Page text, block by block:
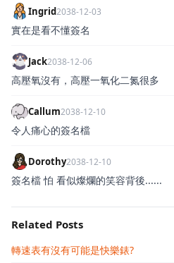
Ingrid2038-12-03
實在是看不懂簽名
Jack2038-12-06
高壓氧沒有，高壓一氧化二氮很多
Callum2038-12-10
令人痛心的簽名檔
Dorothy2038-12-10
簽名檔 怕 看似燦爛的笑容背後......
Related Posts
轉速表有沒有可能是快樂錶?